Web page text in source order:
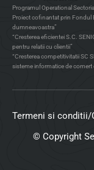
Programul Operational
Proiect cofinantat prin Fondul
dumneavoastra”
“Cresterea eficientei S.C.
pentru relatii cu clientii”
“Cresterea competitivitatii SC
sisteme informatice de comert
© Copyright
Termeni si conditii/